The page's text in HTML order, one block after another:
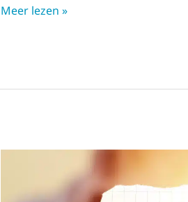
Meer lezen »
coachingstraject